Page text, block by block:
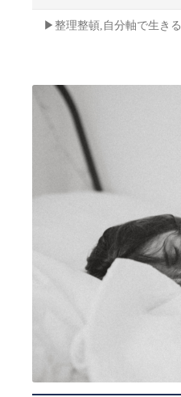
▶︎整理整頓,自分軸で生きる